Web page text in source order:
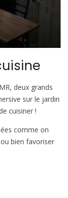
deux grands
sur le jardin
cuisiner !
comme on
bien favoriser